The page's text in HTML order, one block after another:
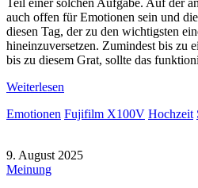
auch offen für Emotionen sein und
diesen Tag, der zu den wichtigsten
hineinzuversetzen. Zumindest bis zu
bis zu diesem Grat, sollte das
Weiterlesen
Emotionen Fujifilm X100V Hochzeit
9. August 2025
Meinung